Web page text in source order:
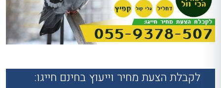
לקבלת הצעת מחיר וייעוץ בחינם חייגו: